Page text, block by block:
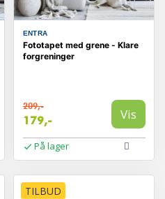
ENTRA
Fototapet med grene - Klare
forgreninger
209,-
179,- Vis
På lager
TILBUD